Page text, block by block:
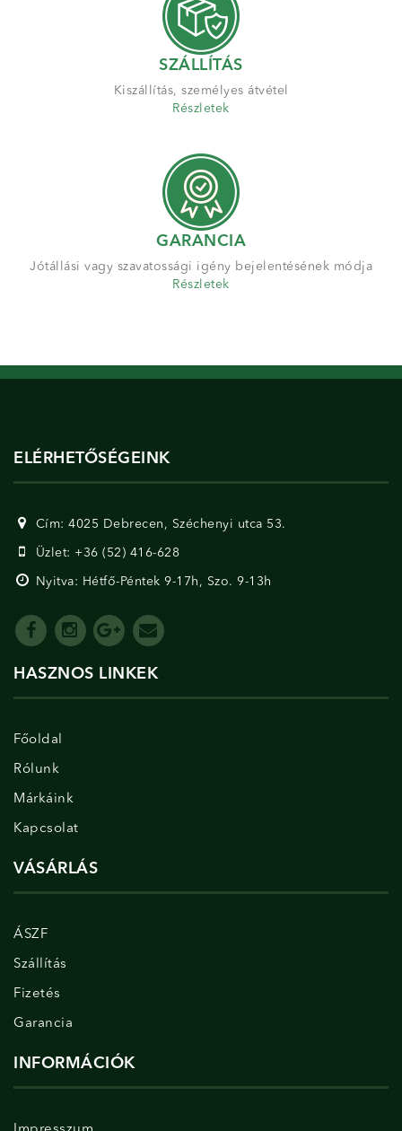
SZÁLLÍTÁS
Kiszállítás, személyes átvétel
Részletek
GARANCIA
Jótállási vagy szavatossági igény bejelentésének módja
Részletek
ELÉRHETŐSÉGEINK
Cím: 4025 Debrecen, Széchenyi utca 53.
Üzlet: +36 (52) 416-628
Nyitva: Hétfő-Péntek 9-17h, Szo. 9-13h
HASZNOS LINKEK
Főoldal
Rólunk
Márkáink
Kapcsolat
VÁSÁRLÁS
ÁSZF
Szállítás
Fizetés
Garancia
INFORMÁCIÓK